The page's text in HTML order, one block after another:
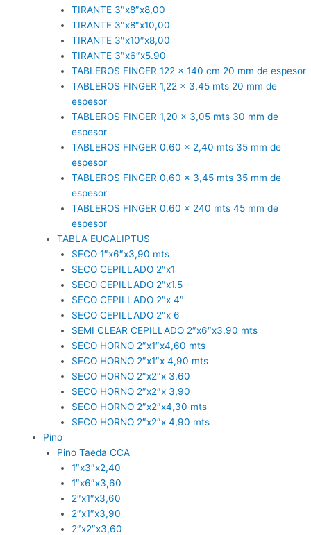
TIRANTE 3″x8″x8,00
TIRANTE 3″x8″x10,00
TIRANTE 3″x10″x8,00
TIRANTE 3″x6″x5.90
TABLEROS FINGER 122 x 140 cm 20 mm de espesor
TABLEROS FINGER 1,22 x 3,45 mts 20 mm de
espesor
TABLEROS FINGER 1,20 x 3,05 mts 30 mm de
espesor
TABLEROS FINGER 0,60 x 2,40 mts 35 mm de
espesor
TABLEROS FINGER 0,60 x 3,45 mts 35 mm de
espesor
TABLEROS FINGER 0,60 x 240 mts 45 mm de
espesor
TABLA EUCALIPTUS
SECO 1″x6″x3,90 mts
SECO CEPILLADO 2″x1
SECO CEPILLADO 2″x1.5
SECO CEPILLADO 2″x 4″
SECO CEPILLADO 2″x 6
SEMI CLEAR CEPILLADO 2″x6″x3,90 mts
SECO HORNO 2″x1″x4,60 mts
SECO HORNO 2″x1″x 4,90 mts
SECO HORNO 2″x2″x 3,60
SECO HORNO 2″x2″x 3,90
SECO HORNO 2″x2″x4,30 mts
SECO HORNO 2″x2″x 4,90 mts
Pino
Pino Taeda CCA
1″x3″x2,40
1″x6″x3,60
2″x1″x3,60
2″x1″x3,90
2″x2″x3,60